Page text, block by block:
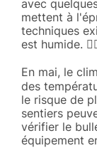
avec
mettent à
techniques
est humide.
En mai, le
des
le risque de
sentiers
vérifier le
équipement